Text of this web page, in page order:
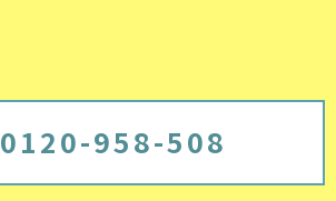
0120-958-508